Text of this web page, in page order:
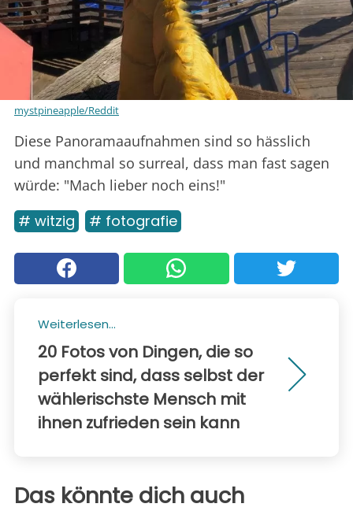
mystpineapple/Reddit
Diese Panoramaaufnahmen sind so hässlich
und manchmal so surreal, dass man fast sagen
würde: "Mach lieber noch eins!"
# witzig # fotografie
Weiterlesen...
20 Fotos von Dingen, die so
perfekt sind, dass selbst der
wählerischste Mensch mit
ihnen zufrieden sein kann
Das könnte dich auch